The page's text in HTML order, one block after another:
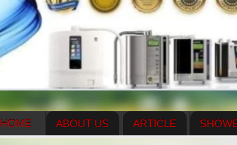
HOME ABOUT US ARTICLE